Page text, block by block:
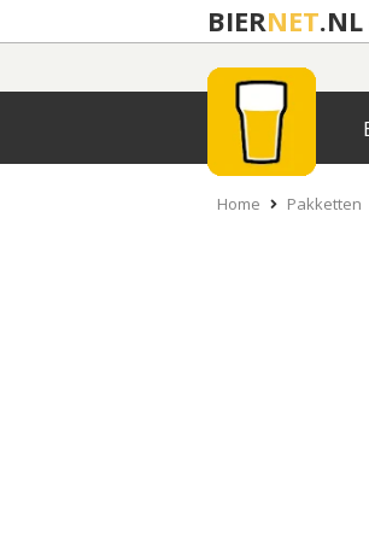
BIERNET.NL
Home Pakketten